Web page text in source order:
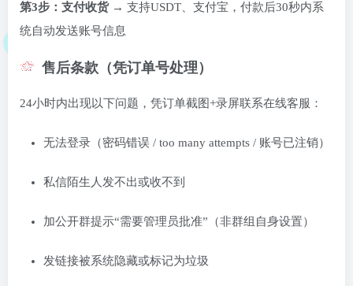
第3步：支付收货→ 支持USDT、支付宝，付款后30秒内系
统自动发送账号信息
售后条款（凭订单号处理）
24小时内出现以下问题，凭订单截图+录屏联系在线客服：
无法登录（密码错误 / too many attempts / 账号已注销）
私信陌生人发不出或收不到
加公开群提示“需要管理员批准”（非群组自身设置）
发链接被系统隐藏或标记为垃圾